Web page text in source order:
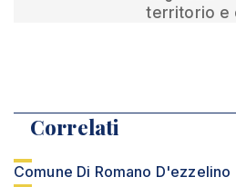
territorio e
Correlati
Comune Di Romano D'ezzelino